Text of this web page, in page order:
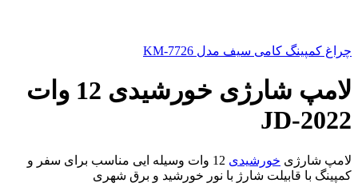
چراغ کمپینگ کامی سیف مدل KM-7726
لامپ شارژی خورشیدی 12 وات
JD-2022
لامپ شارژی خورشیدی
12 وات وسیله ایی مناسب برای سفر و
کمپینگ با قابیلت شارژ با نور خورشید و برق شهری